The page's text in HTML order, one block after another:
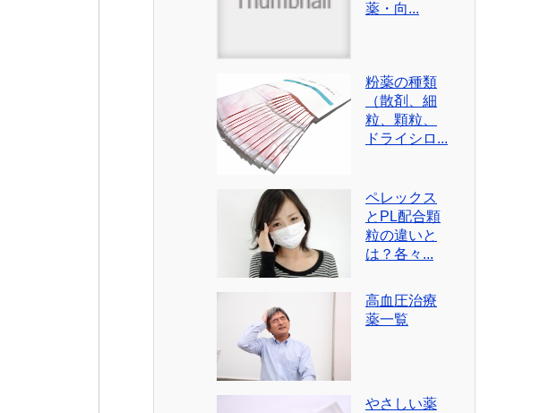
薬・向...
粉薬の種類
（散剤、細
粒、顆粒、
ドライシロ...
ペレックス
とPL配合顆
粒の違いと
は？各々...
高血圧治療
薬一覧
やさしい薬